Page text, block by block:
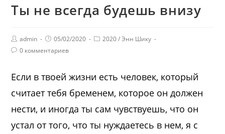
Ты не всегда будешь внизу
admin 05/02/2020 2020 / Энн Шику
0 комментариев
Если в твоей жизни есть человек, который
считает тебя бременем, которое он должен
нести, и иногда ты сам чувствуешь, что он
устал от того, что ты нуждаетесь в нем, я с